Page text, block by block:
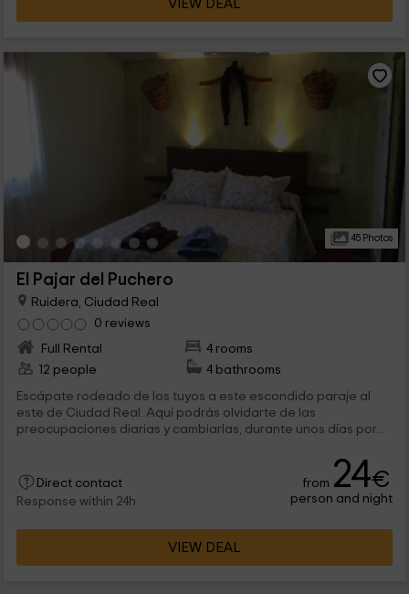
VIEW DEAL
45 Photos
El Pajar del Puchero
Ruidera, Ciudad Real
0 reviews
Full Rental
4 rooms
12 people
4 bathrooms
Escápate rodeado de los tuyos a este escondido paraje al
este de Ciudad Real. Aquí podrás olvidarte de las
preocupaciones diarias y cambiarlas, durante unos días por...
Direct contact
Response within 24h
from 24€
person and night
VIEW DEAL